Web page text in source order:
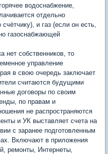
водоснабжение,
отдельно
и газ (если он есть,
газоснабжающей
нет собственников, то
управление
в свою очередь заключает
считаются будущими
договоры по своим
по правам и
не распространяются
и УК выставляет счета на
с заранее подготовленным
Включают в приложения
ремонты, Интернеты,